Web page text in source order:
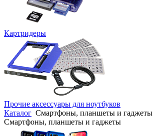
Картридеры
Прочие аксессуары для ноутбуков
Каталог Смартфоны, планшеты и гаджеты
Смартфоны, планшеты и гаджеты